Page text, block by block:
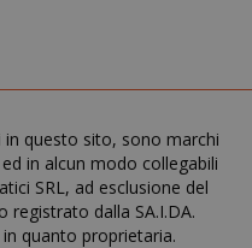
questo sito, sono marchi
in alcun modo collegabili
SRL, ad esclusione del
registrato dalla SA.I.DA.
quanto proprietaria.
Adobe Inc.